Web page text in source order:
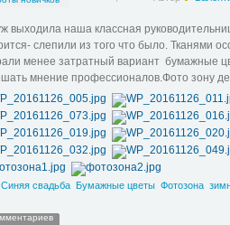
выходила наша классная
слепили из того что было. Тканями
менее затратный вариант бумажные
мнение профессионалов.Фото зону
Синяя свадьба Бумажные цветы Фотозона